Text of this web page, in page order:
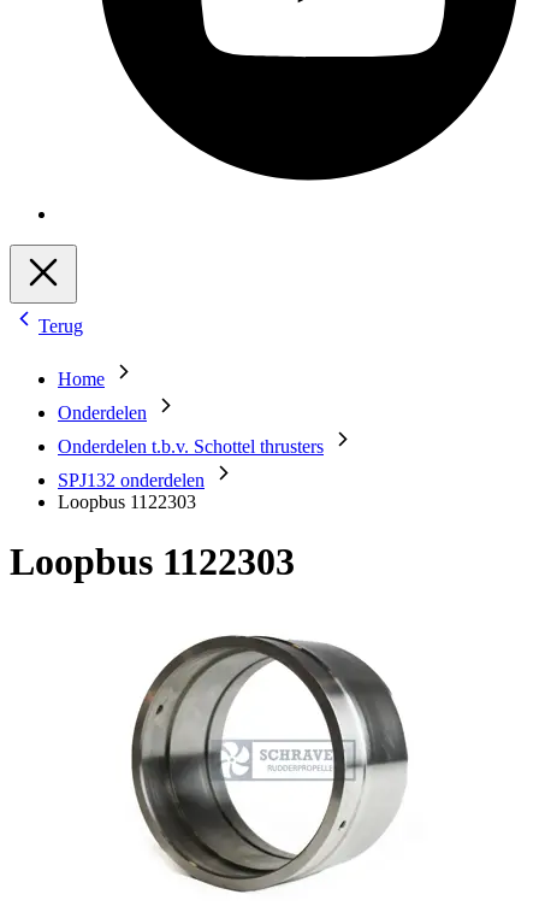
Terug
Home
Onderdelen
Onderdelen t.b.v. Schottel thrusters
SPJ132 onderdelen
Loopbus 1122303
Loopbus 1122303